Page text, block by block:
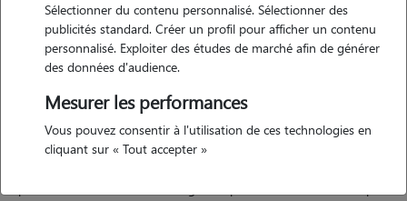
animaux me permettrait de m'aider financièrement tout en me
gardant du temps pour les révisions nécessaires.
Expérience
J'ai eu plusieurs chats, je vis à la campagne donc j'ai toujours été en
Sélectionner du contenu personnalisé. Sélectionner des
publicités standard. Créer un profil pour afficher un contenu
personnalisé. Exploiter des études de marché afin de générer
des données d'audience.
Mesurer les performances
Vous pouvez consentir à l'utilisation de ces technologies en
cliquant sur « Tout accepter »